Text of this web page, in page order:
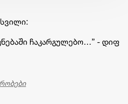
ჩაკარგულებო…” - დიფ